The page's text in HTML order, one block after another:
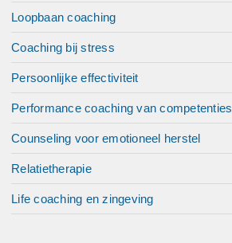
Loopbaan coaching
Coaching bij stress
Persoonlijke effectiviteit
Performance coaching van competenties
Counseling voor emotioneel herstel
Relatietherapie
Life coaching en zingeving